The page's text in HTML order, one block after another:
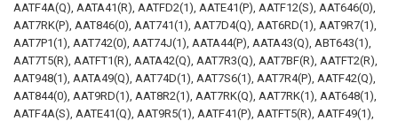
AATF4A(Q), AATA41(R), AATFD2(1), AATE41(P), AATF12(S), AAT646(0),
AAT7RK(P), AAT846(0), AAT741(1), AAT7D4(Q), AAT6RD(1), AAT9R7(1),
AAT7P1(1), AAT742(0), AAT74J(1), AATA44(P), AATA43(Q), ABT643(1),
AAT7T5(R), AATFT1(R), AATA42(Q), AAT7R3(Q), AAT7BF(R), AATFT2(R),
AAT948(1), AATA49(Q), AAT74D(1), AAT7S6(1), AAT7R4(P), AATF42(Q),
AAT844(0), AAT9RD(1), AAT8R2(1), AAT7RK(Q), AAT7RK(1), AAT648(1),
AATF4A(S), AATE41(Q), AAT9R5(1), AATF41(P), AATFT5(R), AATF49(1),